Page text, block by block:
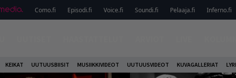
Como.fi Episodi.fi Voice.fi Soundi.fi Pelaaja.fi Inferno.fi
KEIKAT UUTUUSBIISIT MUSIIKKIVIDEOT UUTUUSVIDEOT KUVAGALLERIAT